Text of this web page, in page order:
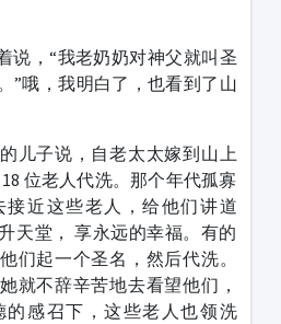
说，“我老奶奶对神父就叫圣
”哦，我明白了，也看到了山
儿子说，自老太太嫁到山上
位老人代洗。那个年代孤寡
近这些老人，给他们讲道
天堂， 享永远的幸福。有的
们起一个圣名，然后代洗。
就不辞辛苦地去看望他们，
的感召下，这些老人也领洗